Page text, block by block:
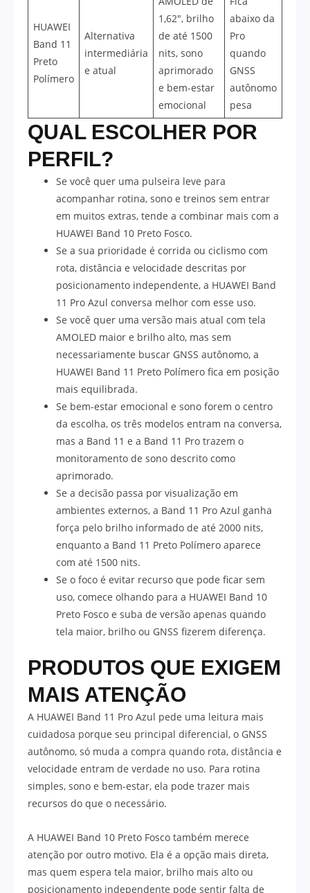
HUAWEI
Band 11
Preto
Polímero
Alternativa
intermediária
e atual
1,62″, brilho
de até 1500
nits, sono
aprimorado
e bem-estar
emocional
abaixo da
Pro
quando
GNSS
autônomo
pesa
QUAL ESCOLHER POR
PERFIL?
Se você quer uma pulseira leve para
acompanhar rotina, sono e treinos sem entrar
em muitos extras, tende a combinar mais com a
HUAWEI Band 10 Preto Fosco.
Se a sua prioridade é corrida ou ciclismo com
rota, distância e velocidade descritas por
posicionamento independente, a HUAWEI Band
11 Pro Azul conversa melhor com esse uso.
Se você quer uma versão mais atual com tela
AMOLED maior e brilho alto, mas sem
necessariamente buscar GNSS autônomo, a
HUAWEI Band 11 Preto Polímero fica em posição
mais equilibrada.
Se bem-estar emocional e sono forem o centro
da escolha, os três modelos entram na conversa,
mas a Band 11 e a Band 11 Pro trazem o
monitoramento de sono descrito como
aprimorado.
Se a decisão passa por visualização em
ambientes externos, a Band 11 Pro Azul ganha
força pelo brilho informado de até 2000 nits,
enquanto a Band 11 Preto Polímero aparece
com até 1500 nits.
Se o foco é evitar recurso que pode ficar sem
uso, comece olhando para a HUAWEI Band 10
Preto Fosco e suba de versão apenas quando
tela maior, brilho ou GNSS fizerem diferença.
PRODUTOS QUE EXIGEM
MAIS ATENÇÃO
A HUAWEI Band 11 Pro Azul pede uma leitura mais
cuidadosa porque seu principal diferencial, o GNSS
autônomo, só muda a compra quando rota, distância e
velocidade entram de verdade no uso. Para rotina
simples, sono e bem-estar, ela pode trazer mais
recursos do que o necessário.
A HUAWEI Band 10 Preto Fosco também merece
atenção por outro motivo. Ela é a opção mais direta,
mas quem espera tela maior, brilho mais alto ou
posicionamento independente pode sentir falta de